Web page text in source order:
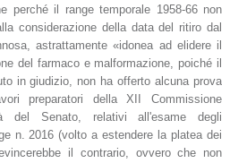
perché il range temporale 1958-66 non
considerazione della data del ritiro dal
astrattamente «idonea ad elidere il
del farmaco e malformazione, poiché il
in giudizio, non ha offerto alcuna prova
preparatori della XII Commissione
del Senato, relativi all'esame degli
n. 2016 (volto a estendere la platea dei
il contrario, ovvero che non